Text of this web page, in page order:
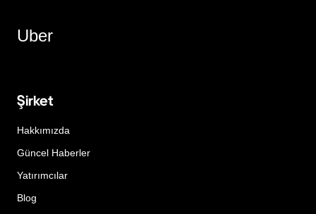
Uber
Şirket
Hakkımızda
Güncel Haberler
Yatırımcılar
Blog